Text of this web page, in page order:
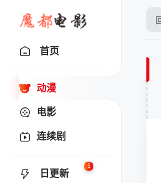
首页
动漫
电影
连续剧
日更新
5